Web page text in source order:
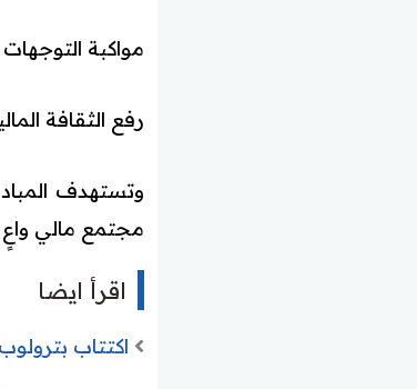
مواكبة التوجهات
رفع الثقافة
وتستهدف
مجتمع مالي
اقرأ ايضا
اكتتاب بترولوب للزيوت 2026 وطرح 9 ملايين سهم